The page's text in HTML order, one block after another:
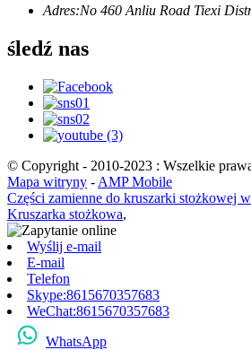
Adres:No 460 Anliu Road Tiexi
śledź nas
© Copyright - 2010-2023 : Wszelkie
Mapa witryny - AMP Mobile
Części zamienne do kruszarki stożkowej
Kruszarka stożkowa,
Wyślij e-mail
E-mail
Telefon
Skype:8615670357683
WeChat:8615670357683
WhatsApp